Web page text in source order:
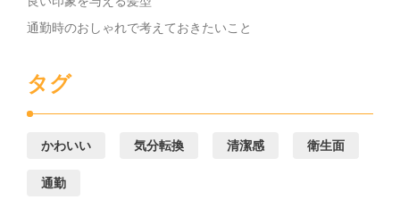
通勤時のおしゃれで考えておきたいこと
タグ
かわいい 気分転換 清潔感 衛生面
通勤